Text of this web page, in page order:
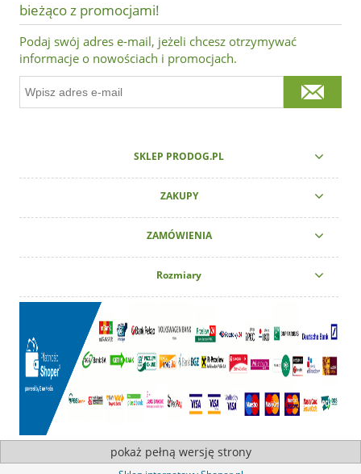
bieżąco z promocjami!
Podaj swój adres e-mail, jeżeli chcesz otrzymywać
informacje o nowościach i promocjach.
SKLEP PRODOG.PL
ZAKUPY
ZAMÓWIENIA
Rozmiary
pokaż pełną wersję strony